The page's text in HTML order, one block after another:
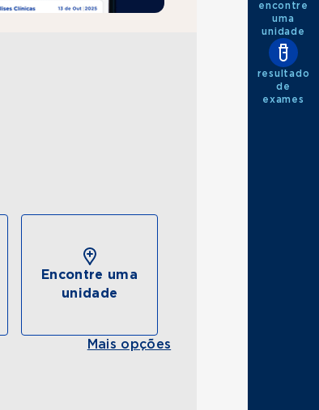
Encontre uma
unidade
Mais opções
encontre
uma
unidade
resultado
de
exames